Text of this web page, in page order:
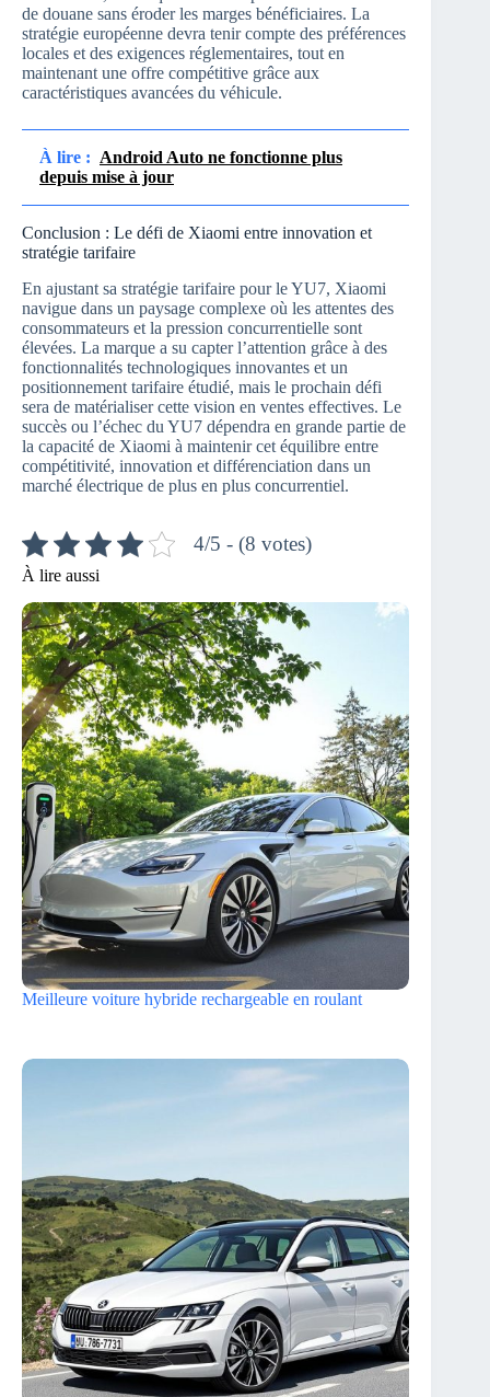
de douane sans éroder les marges bénéficiaires. La
stratégie européenne devra tenir compte des préférences
locales et des exigences réglementaires, tout en
maintenant une offre compétitive grâce aux
caractéristiques avancées du véhicule.
À lire : Android Auto ne fonctionne plus
depuis mise à jour
Conclusion : Le défi de Xiaomi entre innovation et
stratégie tarifaire
En ajustant sa stratégie tarifaire pour le YU7, Xiaomi
navigue dans un paysage complexe où les attentes des
consommateurs et la pression concurrentielle sont
élevées. La marque a su capter l’attention grâce à des
fonctionnalités technologiques innovantes et un
positionnement tarifaire étudié, mais le prochain défi
sera de matérialiser cette vision en ventes effectives. Le
succès ou l’échec du YU7 dépendra en grande partie de
la capacité de Xiaomi à maintenir cet équilibre entre
compétitivité, innovation et différenciation dans un
marché électrique de plus en plus concurrentiel.
4/5 - (8 votes)
À lire aussi
Meilleure voiture hybride rechargeable en roulant